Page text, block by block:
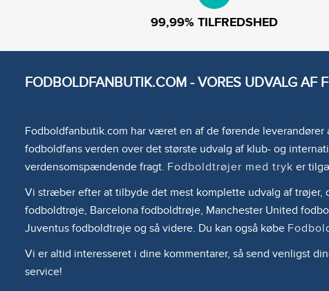
99,99% TILFREDSHED
FODBOLDFANBUTIK.COM - VORES UDVALG AF
Fodboldfanbutik.com har været en af de førende leverandører
fodboldfans verden over det største udvalg af klub- og
verdensomspændende fragt. Fodboldtrøjer med tryk er
Vi stræber efter at tilbyde det mest komplette udvalg af
fodboldtrøje, Barcelona fodboldtrøje, Manchester United
Juventus fodboldtrøje og så videre. Du kan også købe
Vi er altid interesseret i dine kommentarer, så send venligst
service!